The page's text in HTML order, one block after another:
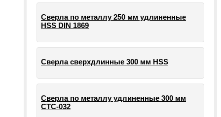
Сверла по металлу 250 мм удлиненные
HSS DIN 1869
Сверла сверхдлинные 300 мм HSS
Сверла по металлу удлиненные 300 мм
СТС-032